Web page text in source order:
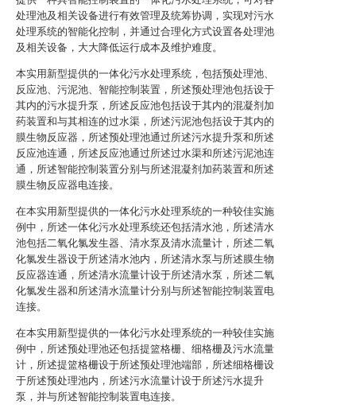
处理池及相关设备进行有效管理及统筹协调，实现对污水
处理系统的智能化控制，并通过合理化方式设置各处理池
及相关设备，大大降低运行成本及维护难度。
本实用新型提供的一体化污水处理系统，包括预处理池、
反应池、污泥池、智能控制装置，所述预处理池包括设于
其内的污水提升泵，所述反应池包括设于其内的混凝剂加
药装置和与其相连的过水渠，所述污泥池包括设于其内的
膜生物反应器，所述预处理池通过所述污水提升泵和所述
反应池连通，所述反应池通过所述过水渠和所述污泥池连
通，所述智能控制装置分别与所述混凝剂加药装置和所述
膜生物反应器电连接。
在本实用新型提供的一体化污水处理系统的一种较佳实施
例中，所述一体化污水处理系统还包括清水池，所述清水
池包括二氧化氯发生器、清水泵及清水流量计，所述二氧
化氯发生器设于所述清水池内，所述清水泵与所述膜生物
反应器连通，所述清水流量计设于所述清水泵，所述二氧
化氯发生器和所述清水流量计分别与所述智能控制装置电
连接。
在本实用新型提供的一体化污水处理系统的一种较佳实施
例中，所述预处理池还包括提篮格栅、细格栅及污水流量
计，所述提篮格栅设于所述预处理池端部，所述细格栅设
于所述预处理池内，所述污水流量计设于所述污水提升
泵，并与所述智能控制装置电连接。